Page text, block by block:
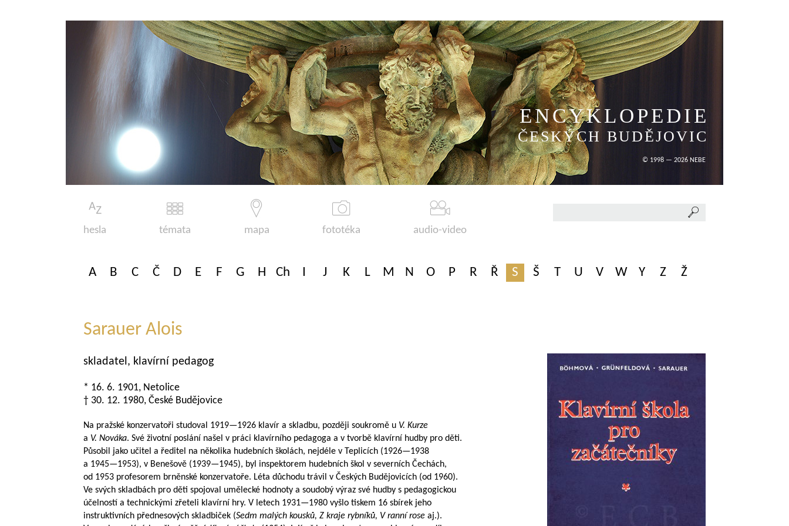
ENCYKLOPEDIE
ČESKÝCH BUDĚJOVIC
© 1998 — 2026 NEBE
hesla témata mapa fototéka audio-video
A B C Č D E F G H Ch I J K L M N O P R Ř S Š T U V W Y Z Ž
Sarauer Alois
skladatel, klavírní pedagog
* 16. 6. 1901, Netolice
† 30. 12. 1980, České Budějovice
Na pražské konzervatoři studoval 1919—1926 klavír a skladbu, později soukromě u V. Kurze
a V. Nováka. Své životní poslání našel v práci klavírního pedagoga a v tvorbě klavírní hudby pro děti.
Působil jako učitel a ředitel na několika hudebních školách, nejdéle v Teplicích (1926—1938
a 1945—1953), v Benešově (1939—1945), byl inspektorem hudebních škol v severních Čechách,
od 1953 profesorem brněnské konzervatoře. Léta důchodu trávil v Českých Budějovicích (od 1960).
Ve svých skladbách pro děti spojoval umělecké hodnoty a soudobý výraz své hudby s pedagogickou
účelností a technickými zřeteli klavírní hry. V letech 1931—1980 vyšlo tiskem 16 sbírek jeho
instruktivních přednesových skladbiček (Sedm malých kousků, Z kraje rybníků, V ranní rose aj.).